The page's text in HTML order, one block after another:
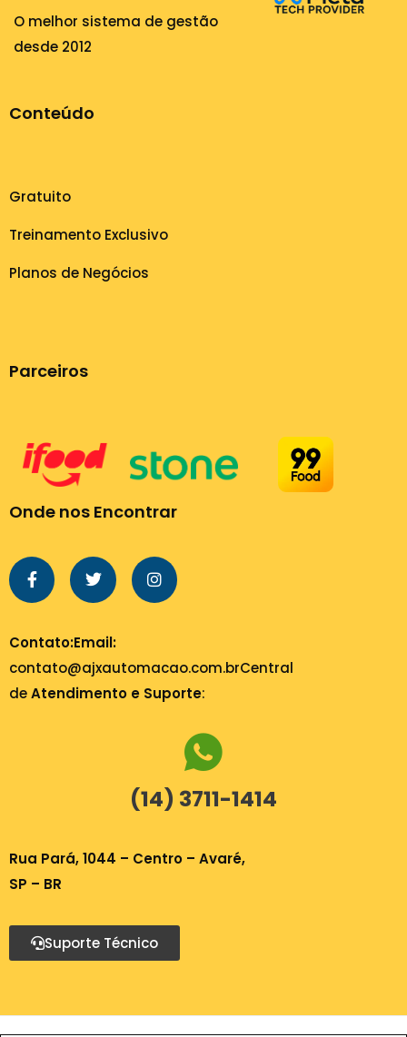
O melhor sistema de gestão
desde 2012
Conteúdo
Gratuito
Treinamento Exclusivo
Planos de Negócios
Parceiros
Onde nos Encontrar
Contato:Email:
contato@ajxautomacao.com.brCentral
deAtendimento e Suporte:
(14) 3711-1414
Rua Pará, 1044 – Centro – Avaré,
SP – BR
Suporte Técnico